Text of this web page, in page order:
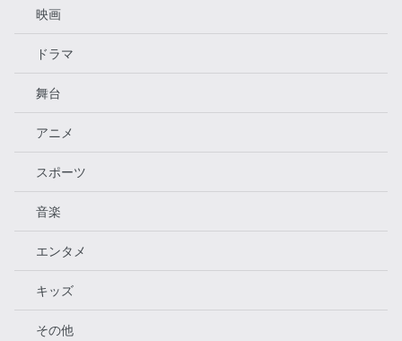
映画
ドラマ
舞台
アニメ
スポーツ
音楽
エンタメ
キッズ
その他